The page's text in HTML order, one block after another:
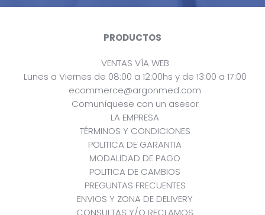
PRODUCTOS
VENTAS VÍA WEB
Lunes a Viernes de 08:00 a 12:00hs y de 13:00 a 17:00
ecommerce@argonmed.com
Comuníquese con un asesor
LA EMPRESA
TÉRMINOS Y CONDICIONES
POLITICA DE GARANTIA
MODALIDAD DE PAGO
POLITICA DE CAMBIOS
PREGUNTAS FRECUENTES
ENVIOS Y ZONA DE DELIVERY
CONSULTAS Y/O RECLAMOS